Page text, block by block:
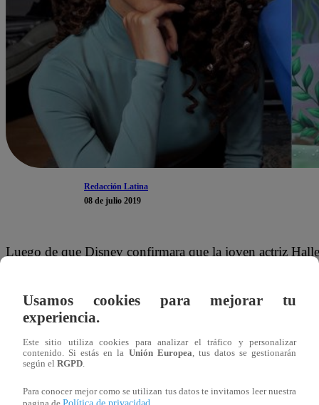
Redacción Latina
08 de julio 2019
Luego de que Disney confirmara que la joven actriz
en las redes sociales. Y es que muchas personas
pues todos tienen en la mente la imagen del dibujo
pelirroja.
Usamos cookies para mejorar tu
experiencia.
Este sitio utiliza cookies para analizar el tráfico y personalizar
contenido. Si estás en la Unión Europea , tus datos se gestionarán
según el RGPD
Para conocer mejor como se utilizan tus datos te invitamos leer nuestra
Política de privacidad